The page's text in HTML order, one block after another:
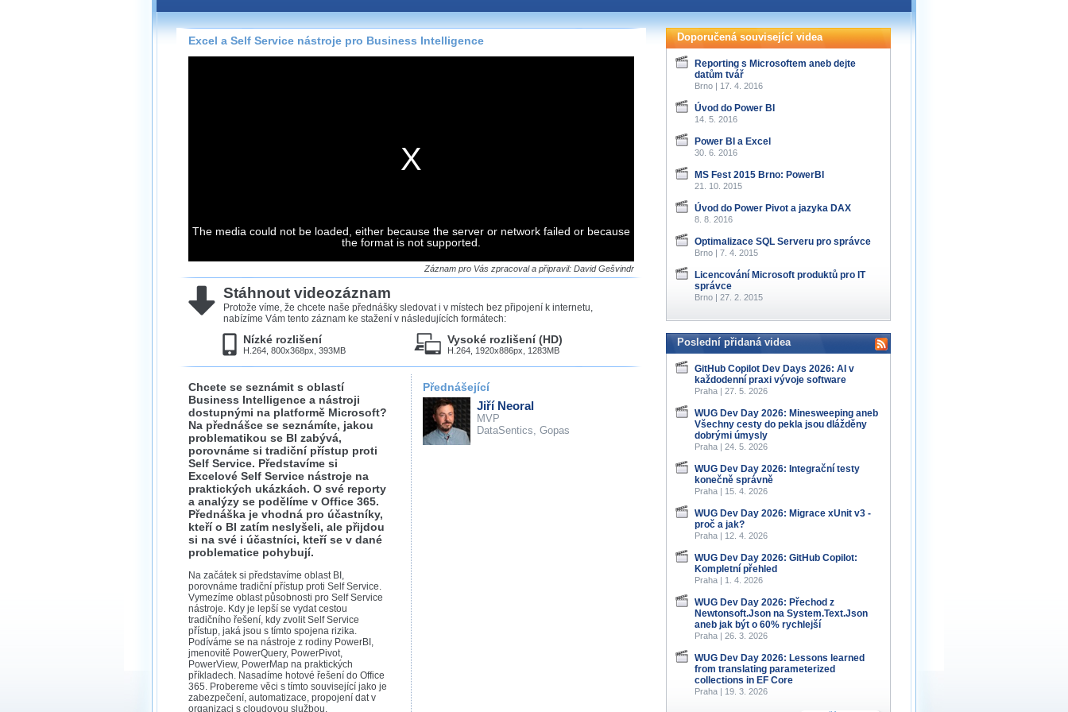
Záznamy na našem webu můžete pohodlně sledovat
přímo na stránce s využitím našehoHTML 5nebo
Silverlightpřehrávače.
neumožňuje, proto umožňujeme stahování vybraných
Velmi staré záznamy máme historicky uložené
ve formátu, který není vhodný pro stahování,
proto je ke stažení nenabízíme.
Excel a Self Service nástroje pro Business Intelligence
The media could not be loaded, either because the server or network failed or because
the format is not supported.
Záznam pro Vás zpracoval a připravil: David Gešvindr
Stáhnout videozáznam
Protože víme, že chcete naše přednášky sledovat i v místech bez připojení k internetu,
nabízíme Vám tento záznam ke stažení v následujících formátech:
Nízké rozlišení
H.264, 800x368px, 393MB
Vysoké rozlišení (HD)
H.264, 1920x886px, 1283MB
Chcete se seznámit s oblastí
Business Intelligence a nástroji
dostupnými na platformě Microsoft?
Na přednášce se seznámíte, jakou
problematikou se BI zabývá,
porovnáme si tradiční přístup proti
Self Service. Představíme si
Excelové Self Service nástroje na
praktických ukázkách. O své reporty
a analýzy se podělíme v Office 365.
Přednáška je vhodná pro účastníky,
kteří o BI zatím neslyšeli, ale přijdou
si na své i účastníci, kteří se v dané
problematice pohybují.
Na začátek si představíme oblast BI,
porovnáme tradiční přístup proti Self Service.
Vymezíme oblast působnosti pro Self Service
nástroje. Kdy je lepší se vydat cestou
tradičního řešení, kdy zvolit Self Service
přístup, jaká jsou s tímto spojena rizika.
Podíváme se na nástroje z rodiny PowerBI,
jmenovitě PowerQuery, PowerPivot,
PowerView, PowerMap na praktických
příkladech. Nasadíme hotové řešení do Office
365. Probereme věci s tímto související jako je
zabezpečení, automatizace, propojení dat v
organizaci s cloudovou službou.
Přednášející
Jiří Neoral
MVP
DataSentics, Gopas
Doporučená související videa
Reporting s Microsoftem aneb dejte
datům tvář
Brno | 17. 4. 2016
Úvod do Power BI
14. 5. 2016
Power BI a Excel
30. 6. 2016
MS Fest 2015 Brno: PowerBI
21. 10. 2015
Úvod do Power Pivot a jazyka DAX
8. 8. 2016
Optimalizace SQL Serveru pro správce
Brno | 7. 4. 2015
Licencování Microsoft produktů pro IT
správce
Brno | 27. 2. 2015
Poslední přidaná videa
GitHub Copilot Dev Days 2026: AI v
každodenní praxi vývoje software
Praha | 27. 5. 2026
WUG Dev Day 2026: Minesweeping aneb
Všechny cesty do pekla jsou dlážděny
dobrými úmysly
Praha | 24. 5. 2026
WUG Dev Day 2026: Integrační testy
konečně správně
Praha | 15. 4. 2026
WUG Dev Day 2026: Migrace xUnit v3 -
proč a jak?
Praha | 12. 4. 2026
WUG Dev Day 2026: GitHub Copilot:
Kompletní přehled
Praha | 1. 4. 2026
WUG Dev Day 2026: Přechod z
Newtonsoft.Json na System.Text.Json
aneb jak být o 60% rychlejší
Praha | 26. 3. 2026
WUG Dev Day 2026: Lessons learned
from translating parameterized
collections in EF Core
Praha | 19. 3. 2026